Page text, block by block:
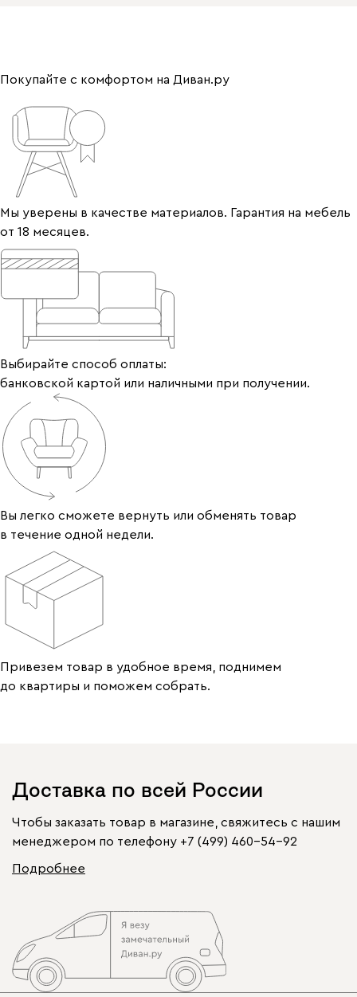
Покупайте с комфортом на Диван.ру
Мы уверены в качестве материалов. Гарантия на мебель
от 18 месяцев.
Выбирайте способ оплаты:
банковской картой или наличными при получении.
Вы легко сможете вернуть или обменять товар
в течение одной недели.
Привезем товар в удобное время, поднимем
до квартиры и поможем собрать.
Доставка по всей России
Чтобы заказать товар в магазине, свяжитесь с нашим
менеджером по телефону +7 (499) 460-54-92
Подробнее